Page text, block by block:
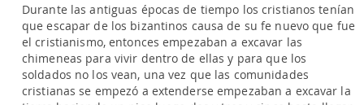
Durante las antiguas épocas de tiempo los cristianos tenían
que escapar de los bizantinos causa de su fe nuevo que fue
el cristianismo, entonces empezaban a excavar las
chimeneas para vivir dentro de ellas y para que los
soldados no los vean, una vez que las comunidades
cristianas se empezó a extenderse empezaban a excavar la